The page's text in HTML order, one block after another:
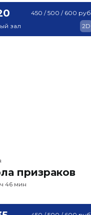
зал
450 / 500 / 600 руб.
2D
призраков
ч 46 мин